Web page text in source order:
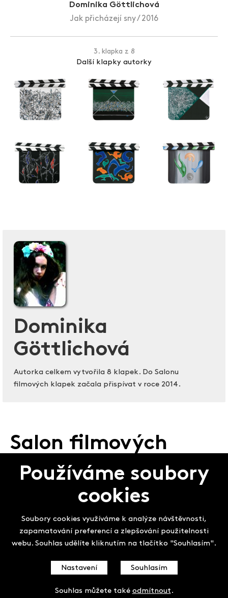
Dominika Göttlichová
Jak přicházejí sny / 2016
3. klapka z 8
Další klapky autorky
Dominika
Göttlichová
Autorka celkem vytvořila 8 klapek. Do Salonu
filmových klapek začala přispívat v roce 2014.
Salon filmových
klapek
Používáme soubory
cookies
Soubory cookies využíváme k analýze návštěvnosti,
zapamatování preferencí a zlepšování použitelnosti
webu. Souhlas udělíte kliknutím na tlačítko "Souhlasím".
Nastavení Souhlasím
Souhlas můžete také odmítnout .